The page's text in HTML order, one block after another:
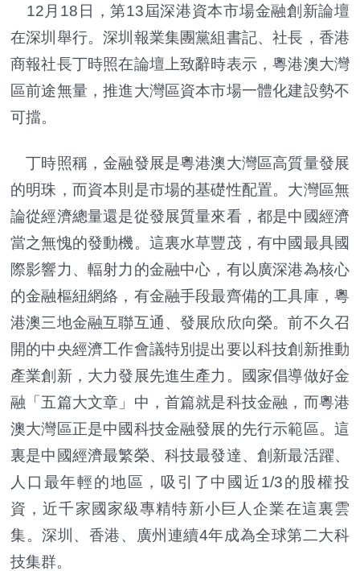
12月18日，第13屆深港資本市場金融創新論壇
在深圳舉行。深圳報業集團黨組書記、社長，香港
商報社長丁時照在論壇上致辭時表示，粵港澳大灣
區前途無量，推進大灣區資本市場一體化建設勢不
可擋。
丁時照稱，金融發展是粵港澳大灣區高質量發展
的明珠，而資本則是市場的基礎性配置。大灣區無
論從經濟總量還是從發展質量來看，都是中國經濟
當之無愧的發動機。這裏水草豐茂，有中國最具國
際影響力、輻射力的金融中心，有以廣深港為核心
的金融樞紐網絡，有金融手段最齊備的工具庫，粵
港澳三地金融互聯互通、發展欣欣向榮。前不久召
開的中央經濟工作會議特別提出要以科技創新推動
產業創新，大力發展先進生產力。國家倡導做好金
融「五篇大文章」中，首篇就是科技金融，而粵港
澳大灣區正是中國科技金融發展的先行示範區。這
裏是中國經濟最繁榮、科技最發達、創新最活躍、
人口最年輕的地區，吸引了中國近1/3的股權投
資，近千家國家級專精特新小巨人企業在這裏雲
集。深圳、香港、廣州連續4年成為全球第二大科
技集群。